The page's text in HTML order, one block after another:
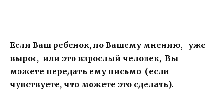
Если Ваш ребенок, по Вашему мнению, уже
вырос, или это взрослый человек, Вы
можете передать ему письмо (если
чувствуете, что можете это сделать).